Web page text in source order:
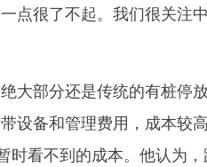
点很了不起。我们很关注
部分还是传统的有桩停
设备和管理费用，成本较
时看不到的成本。他认为